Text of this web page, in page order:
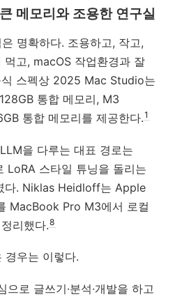
메모리와 조용한 연구실
명확하다. 조용하고, 작고,
먹고, macOS 작업환경과 잘
스펙상 2025 Mac Studio는
통합 메모리, M3
통합 메모리를 제공한다.1
을 다루는 대표 경로는
LoRA 스타일 튜닝을 돌리는
다. Niklas Heidloff는 Apple
MacBook Pro M3에서 로컬
리했다.8
우는 이렇다.
으로 글쓰기·분석·개발을 하고